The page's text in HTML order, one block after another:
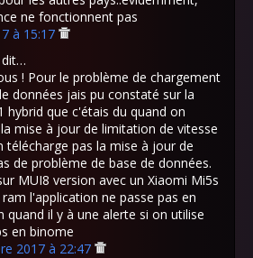
ne fonctionnent pas
à 15:17
dit…
! Pour le problème de chargement
données jais pu constaté sur la
hybrid que c'étais du quand on
mise à jour de limitation de vitesse
télécharge pas la mise à jour de
de problème de base de données.
MUI8 version avec un Xiaomi Mi5s
l'application ne passe pas en
quand il y à une alerte si on utilise
en binome
2017 à 22:47